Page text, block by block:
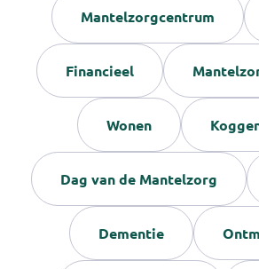
juist ruimte en rust? Tijdens deze
training Stress Voorkomen sta jij
Mantelzorgcentrum
Financieel
Wonen
Dag van de Mantelzorg
Dementie